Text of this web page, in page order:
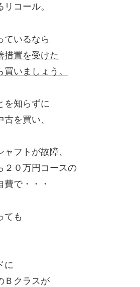
コール。
ているなら
措置を受けた
いましょう。
を知らずに
を買い、
フトが故障、
２０万円コースの
で・・・
ても
に
Ｂクラスが